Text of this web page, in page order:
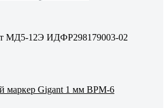
МД5-12Э ИДФР298179003-02